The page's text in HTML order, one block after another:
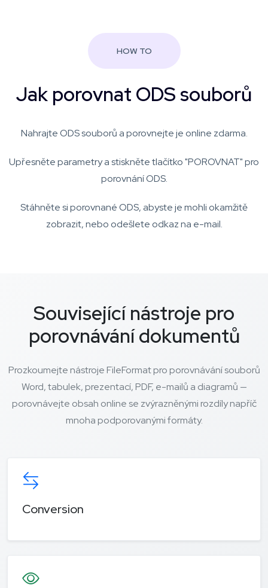
HOW TO
Jak porovnat ODS souborů
Nahrajte ODS souborů a porovnejte je online zdarma.
Upřesněte parametry a stiskněte tlačítko "POROVNAT" pro
porovnání ODS.
Stáhněte si porovnané ODS, abyste je mohli okamžitě
zobrazit, nebo odešlete odkaz na e-mail.
Související nástroje pro
porovnávání dokumentů
Prozkoumejte nástroje FileFormat pro porovnávání souborů
Word, tabulek, prezentací, PDF, e-mailů a diagramů —
porovnávejte obsah online se zvýrazněnými rozdíly napříč
mnoha podporovanými formáty.
Conversion